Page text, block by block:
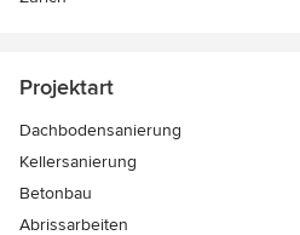
Projektart
Dachbodensanierung
Kellersanierung
Betonbau
Abrissarbeiten